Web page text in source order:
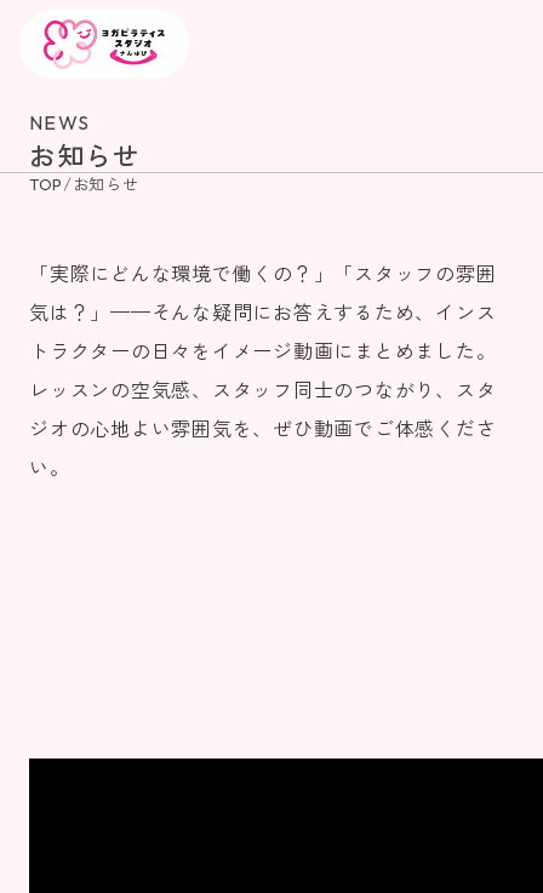
NEWS
お知らせ
TOP/お知らせ
「実際にどんな環境で働くの？」「スタッフの雰囲
気は？」——そんな疑問にお答えするため、インス
トラクターの日々をイメージ動画にまとめました。
レッスンの空気感、スタッフ同士のつながり、スタ
ジオの心地よい雰囲気を、ぜひ動画でご体感くださ
い。